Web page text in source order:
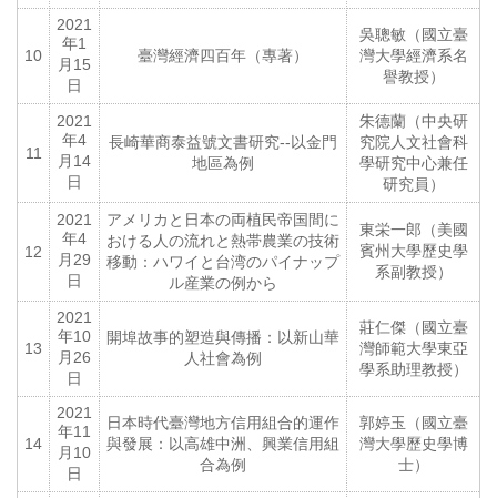
10
2021
年1
月15
日
臺灣經濟四百年（專著）
吳聰敏（國立臺
灣大學經濟系名
譽教授）
11
2021
年4
月14
日
長崎華商泰益號文書研究--以金門
地區為例
朱德蘭（中央研
究院人文社會科
學研究中心兼任
研究員）
12
2021
年4
月29
日
アメリカと日本の両植民帝国間に
おける人の流れと熱帯農業の技術
移動：ハワイと台湾のパイナップ
ル産業の例から
東栄一郎（美國
賓州大學歷史學
系副教授）
13
2021
年10
月26
日
開埠故事的塑造與傳播：以新山華
人社會為例
莊仁傑（國立臺
灣師範大學東亞
學系助理教授）
14
2021
年11
月10
日
日本時代臺灣地方信用組合的運作
與發展：以高雄中洲、興業信用組
合為例
郭婷玉（國立臺
灣大學歷史學博
士）